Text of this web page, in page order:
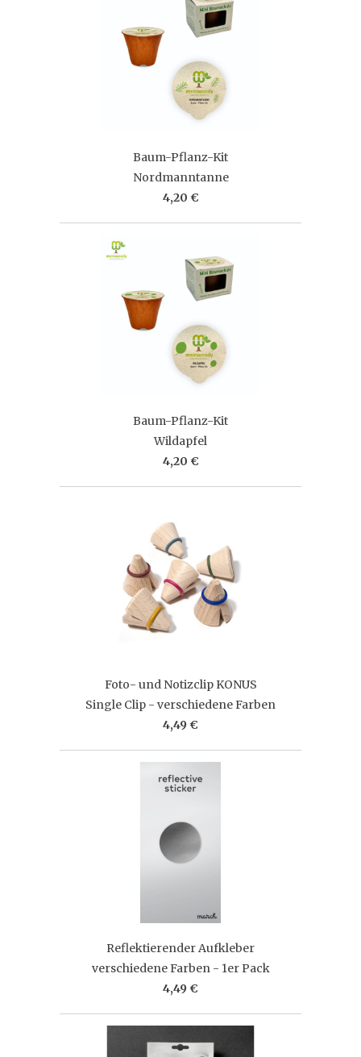
Baum-Pflanz-Kit
Nordmanntanne
4,20 €
Baum-Pflanz-Kit
Wildapfel
4,20 €
Foto- und Notizclip KONUS
Single Clip - verschiedene Farben
4,49 €
Reflektierender Aufkleber
verschiedene Farben - 1er Pack
4,49 €